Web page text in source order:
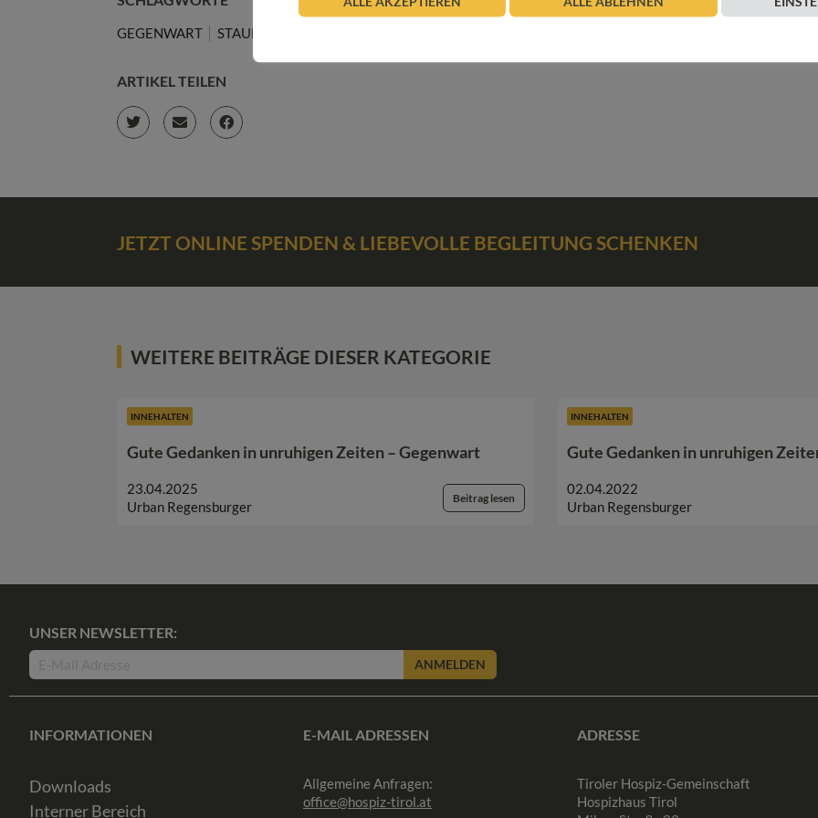
GEGENWART STAUNEN
ARTIKEL TEILEN
JETZT ONLINE SPENDEN & LIEBEVOLLE BEGLEITUNG SCHENKEN
WEITERE BEITRÄGE DIESER KATEGORIE
INNEHALTEN
Gute Gedanken in unruhigen Zeiten – Gegenwart
23.04.2025
Urban Regensburger
Beitrag lesen
INNEHALTEN
Gute Gedanken in unruhigen
02.04.2022
Urban Regensburger
UNSER NEWSLETTER:
ANMELDEN
INFORMATIONEN
Downloads
Interner Bereich
E-MAIL ADRESSEN
Allgemeine Anfragen:
office@hospiz-tirol.at
ADRESSE
Tiroler Hospiz-Gemeinschaft
Hospizhaus Tirol